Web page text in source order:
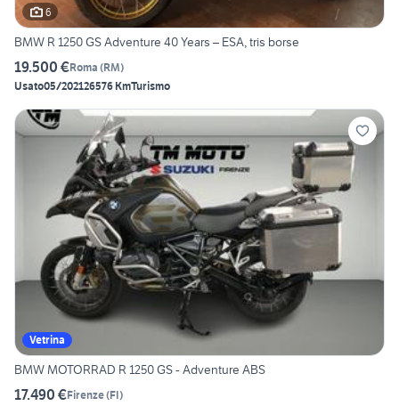
6
BMW R 1250 GS Adventure 40 Years – ESA, tris borse
19.500 €Roma (RM)
Usato05/202126576 KmTurismo
Vetrina
BMW MOTORRAD R 1250 GS - Adventure ABS
17.490 €Firenze(FI)